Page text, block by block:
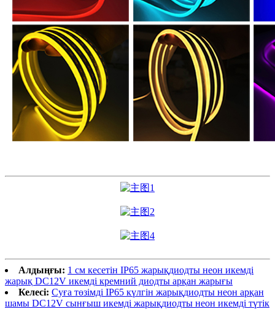
Алдыңғы: 1 см кесетін IP65 жарықдиодты неон икемді
жарық DC12V икемді кремний диодты арқан жарығы
Келесі: Суға төзімді IP65 күлгін жарықдиодты неон арқан
шамы DC12V сынғыш икемді жарықдиодты неон икемді түтік